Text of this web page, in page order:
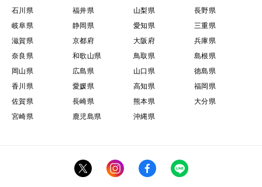
石川県
福井県 山梨県
長野県
岐阜県
静岡県 愛知県
三重県
滋賀県
京都府 大阪府
兵庫県
奈良県
和歌山県 鳥取県
島根県
岡山県
広島県 山口県
徳島県
香川県
愛媛県 高知県
福岡県
佐賀県
長崎県 熊本県
大分県
宮崎県
鹿児島県 沖縄県